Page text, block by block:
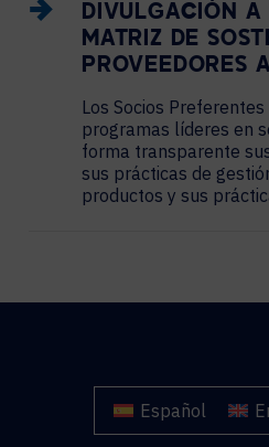
DIVULGACIÓN A
MATRIZ DE
PROVEEDORES
Los Socios Preferentes
programas líderes en
forma transparente
sus prácticas de
productos y sus
Español